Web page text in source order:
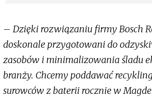
– Dzięki rozwiązaniu firmy Bosch
doskonale przygotowani do
zasobów i minimalizowania śladu
branży. Chcemy poddawać
surowców z baterii rocznie w